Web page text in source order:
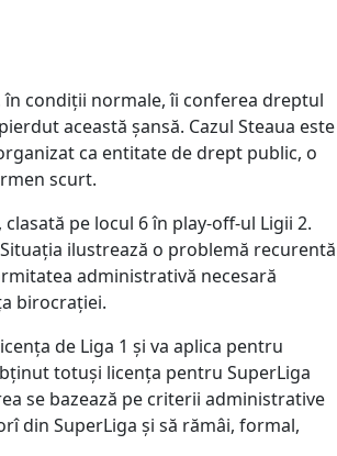
în condiții normale, îi conferea dreptul
această șansă. Cazul Steaua este
ca entitate de drept public, o
scurt.
pe locul 6 în play-off-ul Ligii 2.
ilustrează o problemă recurentă
administrativă necesară
birocrației.
de Liga 1 și va aplica pentru
totuși licența pentru SuperLiga
se bazează pe criterii administrative
din SuperLiga și să rămâi, formal,